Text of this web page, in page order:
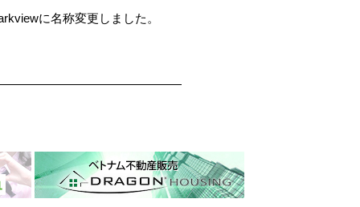
に名称変更しました。